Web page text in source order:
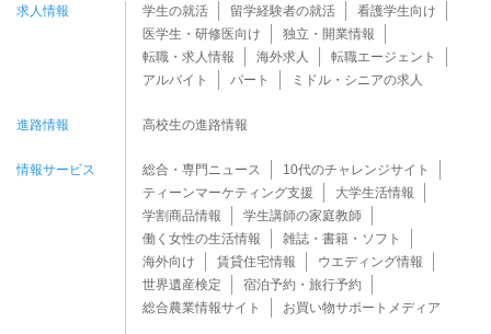
求人情報 学生の就活 留学経験者の就活
看護学生向け
医学生・研修医向け
独立・開業情報
転職・求人情報
海外求人
転職エージェント
アルバイト
パート ミドル・シニアの求人
進路情報 高校生の進路情報
情報サービス 総合・専門ニュース
10代のチャレンジサイト
ティーンマーケティング支援
大学生活情報
学割商品情報
学生講師の家庭教師
働く女性の生活情報
雑誌・書籍・ソフト
海外向け
賃貸住宅情報
ウエディング情報
世界遺産検定
宿泊予約・旅行予約
総合農業情報サイト
お買い物サポートメディア